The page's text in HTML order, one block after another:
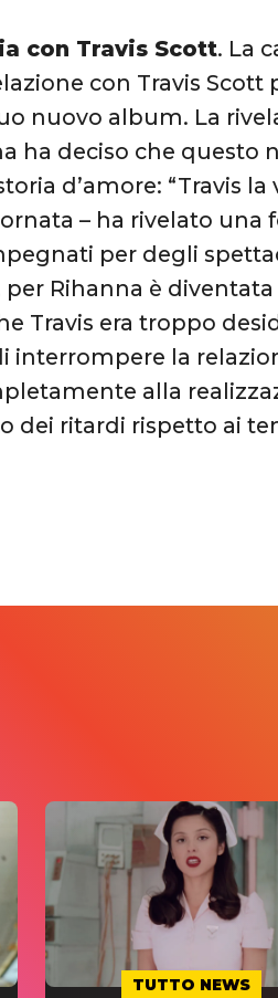
con Travis Scott. La
con Travis
nuovo album. La
ha deciso che questo
d’amore: “Travis la
– ha rivelato una
per degli
Rihanna è
Travis era troppo
interrompere la
alla
dei ritardi rispetto ai
TUTTO NEWS